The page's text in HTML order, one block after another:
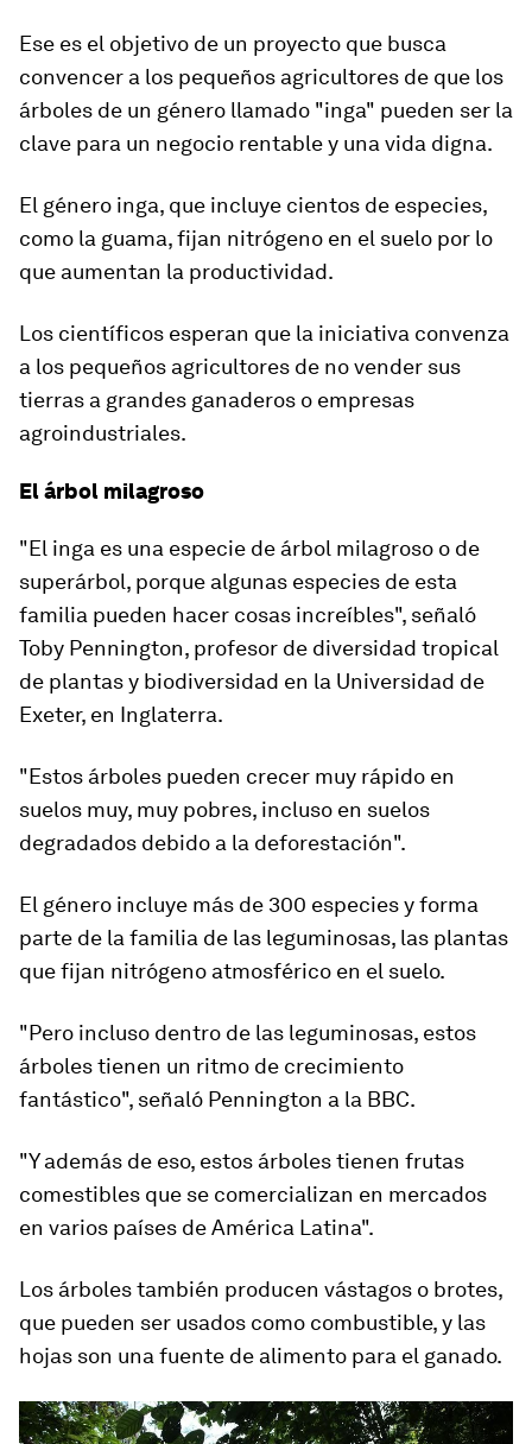
Ese es el objetivo de un proyecto que busca
convencer a los pequeños agricultores de que los
árboles de un género llamado "inga" pueden ser la
clave para un negocio rentable y una vida digna.
El género inga, que incluye cientos de especies,
como la guama,fijan nitrógeno en el suelo por lo
que aumentan la productividad.
Los científicos esperan que la iniciativa convenza
a los pequeños agricultores de no vender sus
tierras a grandes ganaderos o empresas
agroindustriales.
El árbol milagroso
"El inga es una especie de árbol milagroso o de
superárbol, porque algunas especies de esta
familia pueden hacer cosas increíbles", señaló
Toby Pennington, profesor de diversidad tropical
de plantas y biodiversidad en la Universidad de
Exeter, en Inglaterra.
"Estos árboles pueden crecer muy rápido en
suelos muy, muy pobres, incluso en suelos
degradados debido a la deforestación".
El género incluye más de 300 especies y forma
parte de la familia de las leguminosas, las plantas
que fijan nitrógeno atmosférico en el suelo.
"Pero incluso dentro de las leguminosas, estos
árboles tienen un ritmo de crecimiento
fantástico", señaló Pennington a la BBC.
"Y además de eso, estos árboles tienen frutas
comestibles que se comercializan en mercados
en varios países de América Latina".
Los árboles también producen vástagos o brotes,
que pueden ser usados como combustible, y las
hojas son una fuente de alimento para el ganado.